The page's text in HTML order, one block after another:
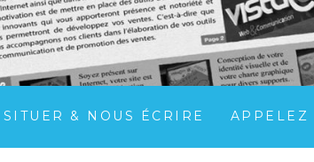
SITUER & NOUS ÉCRIRE APPELEZ